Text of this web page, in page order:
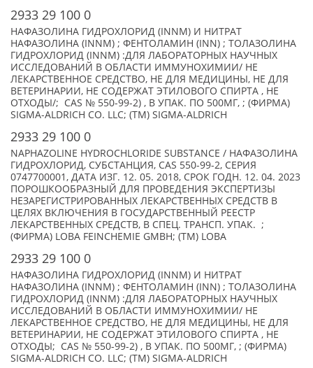
2933 29 100 0
НАФАЗОЛИНА ГИДРОХЛОРИД (INNM) И НИТРАТ
НАФАЗОЛИНА (INNM) ; ФЕНТОЛАМИН (INN) ; ТОЛАЗОЛИНА
ГИДРОХЛОРИД (INNM) :ДЛЯ ЛАБОРАТОРНЫХ НАУЧНЫХ
ИССЛЕДОВАНИЙ В ОБЛАСТИ ИММУНОХИМИИ/ НЕ
ЛЕКАРСТВЕННОЕ СРЕДСТВО, НЕ ДЛЯ МЕДИЦИНЫ, НЕ ДЛЯ
ВЕТЕРИНАРИИ, НЕ СОДЕРЖАТ ЭТИЛОВОГО СПИРТА , НЕ
ОТХОДЫ/; CAS № 550-99-2) , В УПАК. ПО 500МГ, ; (ФИРМА)
SIGMA-ALDRICH CO. LLC; (TM) SIGMA-ALDRICH
2933 29 100 0
NAPHAZOLINE HYDROCHLORIDE SUBSTANCE / НАФАЗОЛИНА
ГИДРОХЛОРИД, СУБСТАНЦИЯ, CAS 550-99-2, СЕРИЯ
0747700001, ДАТА ИЗГ. 12. 05. 2018, СРОК ГОДН. 12. 04. 2023
ПОРОШКООБРАЗНЫЙ ДЛЯ ПРОВЕДЕНИЯ ЭКСПЕРТИЗЫ
НЕЗАРЕГИСТРИРОВАННЫХ ЛЕКАРСТВЕННЫХ СРЕДСТВ В
ЦЕЛЯХ ВКЛЮЧЕНИЯ В ГОСУДАРСТВЕННЫЙ РЕЕСТР
ЛЕКАРСТВЕННЫХ СРЕДСТВ, В СПЕЦ. ТРАНСП. УПАК. ;
(ФИРМА) LOBA FEINCHEMIE GMBH; (TM) LOBA
2933 29 100 0
НАФАЗОЛИНА ГИДРОХЛОРИД (INNM) И НИТРАТ
НАФАЗОЛИНА (INNM) ; ФЕНТОЛАМИН (INN) ; ТОЛАЗОЛИНА
ГИДРОХЛОРИД (INNM) :ДЛЯ ЛАБОРАТОРНЫХ НАУЧНЫХ
ИССЛЕДОВАНИЙ В ОБЛАСТИ ИММУНОХИМИИ/ НЕ
ЛЕКАРСТВЕННОЕ СРЕДСТВО, НЕ ДЛЯ МЕДИЦИНЫ, НЕ ДЛЯ
ВЕТЕРИНАРИИ, НЕ СОДЕРЖАТ ЭТИЛОВОГО СПИРТА , НЕ
ОТХОДЫ; CAS № 550-99-2) , В УПАК. ПО 500МГ, ; (ФИРМА)
SIGMA-ALDRICH CO. LLC; (TM) SIGMA-ALDRICH